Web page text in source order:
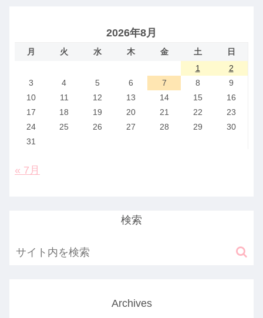
2026年8月
月 火 水 木 金 土
日
1
2
3
4 5 6 7 8
9
10
11 12 13 14 15
16
17
18 19 20 21 22
23
24
25 26 27 28 29
30
31
« 7月
検索
Archives